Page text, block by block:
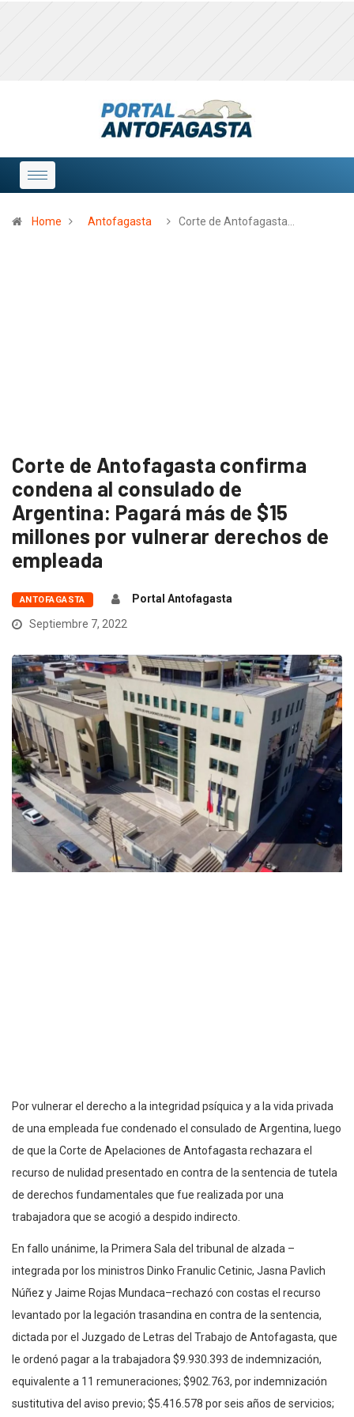
Home Antofagasta Corte de Antofagasta…
Corte de Antofagasta confirma
condena al consulado de
Argentina: Pagará más de $15
millones por vulnerar derechos de
empleada
ANTOFAGASTA
Portal Antofagasta
Septiembre 7, 2022
Por vulnerar el derecho a la integridad psíquica y a la vida privada
de una empleada fue condenado el consulado de Argentina, luego
de que la Corte de Apelaciones de Antofagasta rechazara el
recurso de nulidad presentado en contra de la sentencia de tutela
de derechos fundamentales que fue realizada por una
trabajadora que se acogió a despido indirecto.
En fallo unánime, la Primera Sala del tribunal de alzada –
integrada por los ministros Dinko Franulic Cetinic, Jasna Pavlich
Núñez y Jaime Rojas Mundaca–rechazó con costas el recurso
levantado por la legación trasandina en contra de la sentencia,
dictada por el Juzgado de Letras del Trabajo de Antofagasta, que
le ordenó pagar a la trabajadora $9.930.393 de indemnización,
equivalente a 11 remuneraciones; $902.763, por indemnización
sustitutiva del aviso previo; $5.416.578 por seis años de servicios;